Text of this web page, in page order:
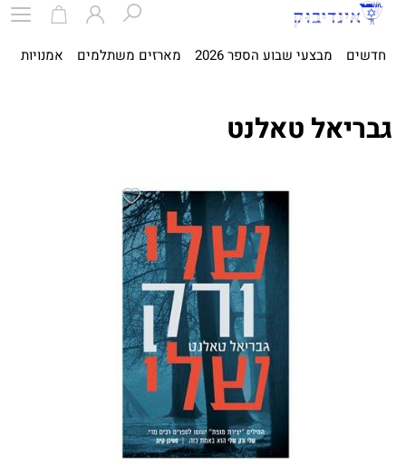
חדשים מבצעי שבוע הספר 2026 מארזים משתלמים אמנויות
גבריאל טאלנט